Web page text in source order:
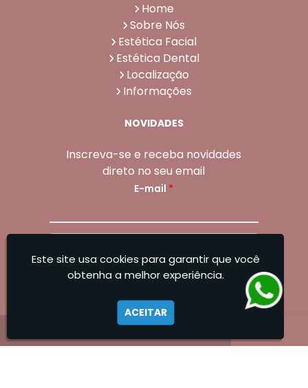
Home
Sobre Nós
Estética Facial
Estética Dental
Localização
Informações
NOVIDADES
Inscreva-se e receba novidades
direto no seu email
E-mail *
Sangoleti Odontologia - Estética Dental e
Este site usa cookies para garantir que você
obtenha a melhor experiência.
ACEITAR